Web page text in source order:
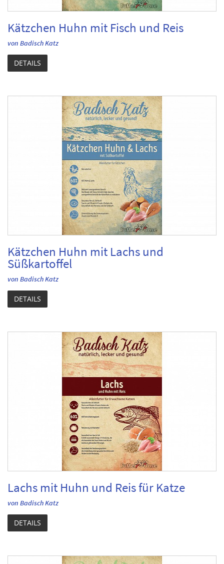
Kätzchen Huhn mit Fisch und Reis
von Badisch Katz
DETAILS
Kätzchen Huhn mit Lachs und
Süßkartoffel
von Badisch Katz
DETAILS
Lachs mit Huhn und Reis für Katze
von Badisch Katz
DETAILS